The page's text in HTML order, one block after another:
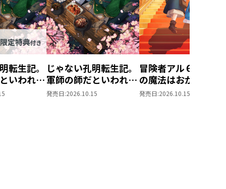
転生記。
いわれま
じゃない孔明転生記。
軍師の師だといわれま
しても5
発売日:2026.10.15
冒険者アル６ あいつ
の魔法はおかしい
発売日:2026.10.15